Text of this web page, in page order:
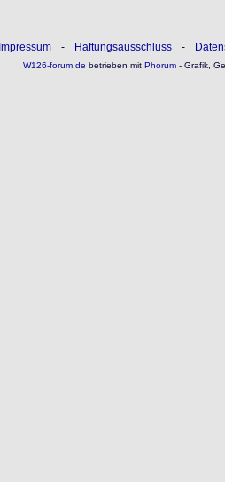
Impressum - Haftungsausschluss -
W126-forum.de betrieben mitPhorum- Grafik,